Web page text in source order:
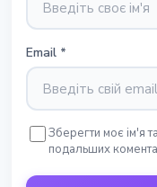
Email *
Зберегти моє ім'я
подальших